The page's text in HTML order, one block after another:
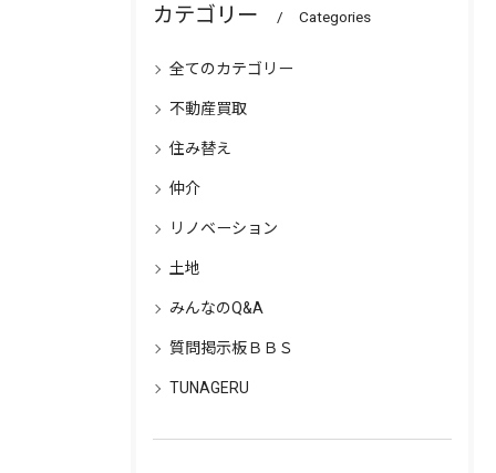
カテゴリー Categories
全てのカテゴリー
不動産買取
住み替え
仲介
リノベーション
土地
みんなのQ&A
質問掲示板ＢＢＳ
TUNAGERU